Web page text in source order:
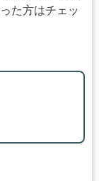
た方はチェッ